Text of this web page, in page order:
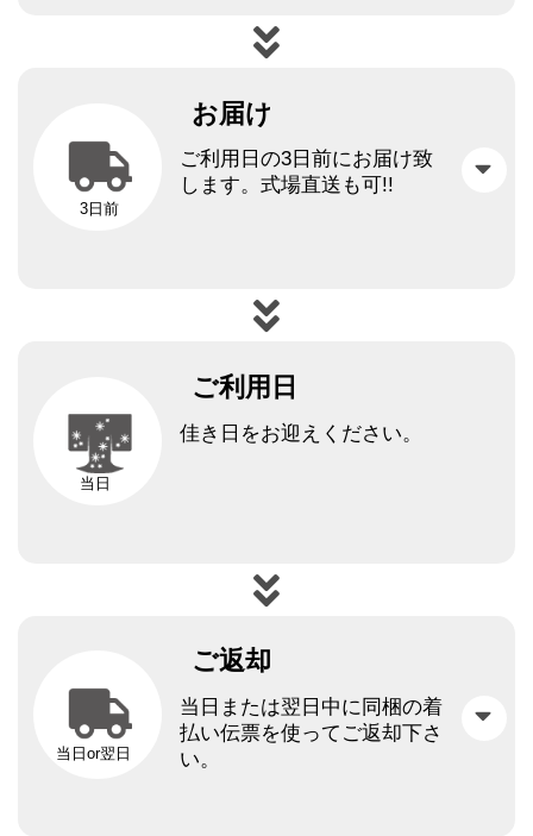
お届け
3日前
ご利用日の3日前にお届け致
します。 式場直送も可!!
ご利用日
当日
佳き日をお迎えください。
ご返却
当日or翌日
当日または翌日中に同梱の着
払い伝票を使ってご返却下さ
い。